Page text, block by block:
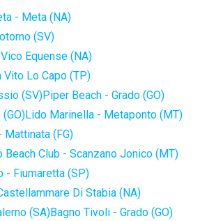
- Meta (NA)
(SV)
Equense (NA)
Vito Lo Capo (TP)
(SV)Piper Beach - Grado (GO)
Lido Marinella - Metaponto (MT)
Mattinata (FG)
Beach Club - Scanzano Jonico (MT)
- Fiumaretta (SP)
Di Stabia (NA)
(SA)Bagno Tivoli - Grado (GO)